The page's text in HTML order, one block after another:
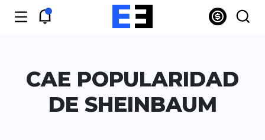
CAE POPULARIDAD
DE SHEINBAUM